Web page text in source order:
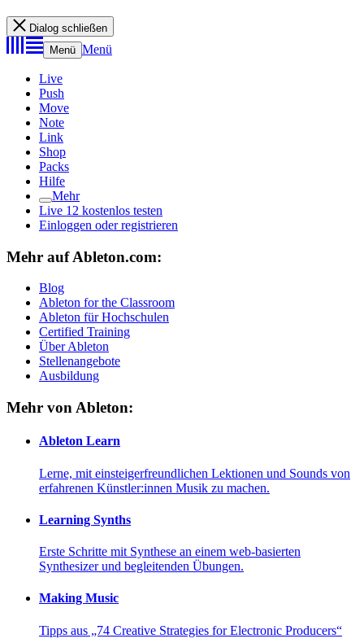
Dialog schließen
Menü Menü
Live
Push
Move
Note
Link
Shop
Packs
Hilfe
Mehr
Live 12 kostenlos testen
Einloggen oder registrieren
Mehr auf Ableton.com:
Blog
Ableton for the Classroom
Ableton für Hochschulen
Certified Training
Über Ableton
Stellenangebote
Ausbildung
Mehr von Ableton:
Ableton Learn
Lerne, mit einsteigerfreundlichen Lektionen und Sounds von
erfahrenen Künstler:innen Musik zu machen.
Learning Synths
Erste Schritte mit Synthese an einem web-basierten
Synthesizer und begleitenden Übungen.
Making Music
Tipps aus „74 Creative Strategies for Electronic Producers“